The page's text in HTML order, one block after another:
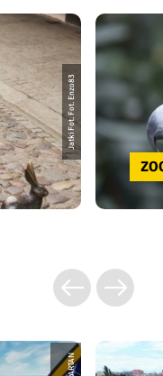
Jatki Fot. Fot. Enzo83